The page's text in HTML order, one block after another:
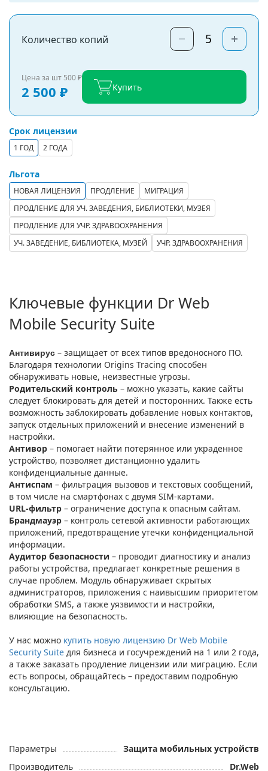
Срок лицензии
1 ГОД 2 ГОДА
Льгота
НОВАЯ ЛИЦЕНЗИЯ ПРОДЛЕНИЕ
МИГРАЦИЯ
ПРОДЛЕНИЕ ДЛЯ УЧ. ЗАВЕДЕНИЯ, БИБЛИОТЕКИ, МУЗЕЯ
ПРОДЛЕНИЕ ДЛЯ УЧР. ЗДРАВООХРАНЕНИЯ
УЧ. ЗАВЕДЕНИЕ, БИБЛИОТЕКА, МУЗЕЙ
УЧР. ЗДРАВООХРАНЕНИЯ
Количество копий
Цена за шт 500 ₽
2 500 ₽ Купить
Ключевые функции Dr Web
Mobile Security Suite
Антивирус – защищает от всех типов вредоносного ПО.
Благодаря технологии Origins Tracing способен
обнаруживать новые, неизвестные угрозы.
Родительский контроль – можно указать, какие сайты
следует блокировать для детей и посторонних. Также есть
возможность заблокировать добавление новых контактов,
запуск отдельных приложений и внесение изменений в
настройки.
Антивор – помогает найти потерянное или украденное
устройство, позволяет дистанционно удалить
конфиденциальные данные.
Антиспам – фильтрация вызовов и текстовых сообщений,
в том числе на смартфонах с двумя SIM-картами.
URL-фильтр – ограничение доступа к опасным сайтам.
Брандмауэр – контроль сетевой активности работающих
приложений, предотвращение утечки конфиденциальной
информации.
Аудитор безопасности – проводит диагностику и анализ
работы устройства, предлагает конкретные решения в
случае проблем. Модуль обнаруживает скрытых
администраторов, приложения с наивысшим приоритетом
обработки SMS, а также уязвимости и настройки,
влияющие на безопасность.
У нас можно купить новую лицензию Dr Web Mobile
Security Suite для бизнеса и госучреждений на 1 или 2 года,
а также заказать продление лицензии или миграцию. Если
есть вопросы, обращайтесь – предоставим подробную
консультацию.
Параметры
Защита мобильных устройств
Производитель
Dr.Web